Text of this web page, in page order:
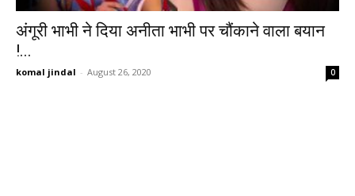
अंगूरी भाभी ने दिया अनीता भाभी पर चौंकाने वाला बयान
!...
komal jindal - August 26, 2020 0